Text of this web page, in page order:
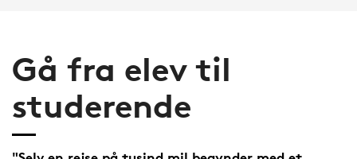
Gå fra elev til
studerende